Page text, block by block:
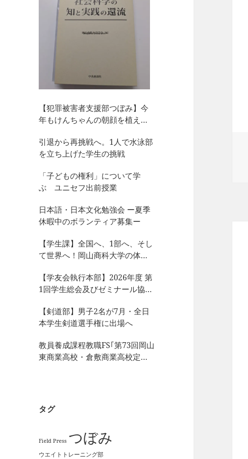
【犯罪被害者支援部つぼみ】今
年もけんちゃんの朝顔を植えま
引退から再挑戦へ。1人で水泳部
を立ち上げた学生の挑戦
「子どもの権利」について学
ぶ ユニセフ出前授業
日本語・日本文化勉強会 ー夏季
休暇中のボランティア募集ー
【学生課】全国へ、1部へ、そし
て世界へ！岡山商科大学の体育
動！
【学友会執行本部】2026年度 第
1回学生総会及びゼミナール協議
ました！
【剣道部】男子2名が7月・全日
本学生剣道選手権に出場へ
教員養成課程教職FS｢第73回岡山
東商業高校・倉敷商業高校定期
タグ
Field Press つぼみ
ウエイトトレーニング部